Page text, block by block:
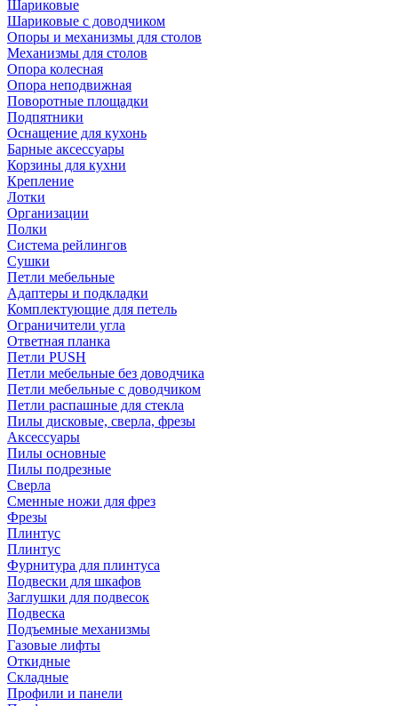
Шариковые
Шариковые с доводчиком
Опоры и механизмы для столов
Механизмы для столов
Опора колесная
Опора неподвижная
Поворотные площадки
Подпятники
Оснащение для кухонь
Барные аксессуары
Корзины для кухни
Крепление
Лотки
Организации
Полки
Система рейлингов
Сушки
Петли мебельные
Адаптеры и подкладки
Комплектующие для петель
Ограничители угла
Ответная планка
Петли PUSH
Петли мебельные без доводчика
Петли мебельные с доводчиком
Петли распашные для стекла
Пилы дисковые, сверла, фрезы
Аксессуары
Пилы основные
Пилы подрезные
Сверла
Сменные ножи для фрез
Фрезы
Плинтус
Плинтус
Фурнитура для плинтуса
Подвески для шкафов
Заглушки для подвесок
Подвеска
Подъемные механизмы
Газовые лифты
Откидные
Складные
Профили и панели